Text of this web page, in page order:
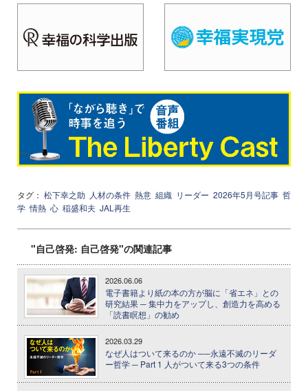
タグ： 松下幸之助 人材の条件 熱意 組織 リーダー 2026年5月号記事 哲
学 情熱 心 稲盛和夫 JAL再生
"自己啓発: 自己啓発"の関連記事
2026.06.06
電子書籍より紙の本の方が脳に「省エネ」との
研究結果 ─ 集中力をアップし、創造力を高める
「読書瞑想」の勧め
2026.03.29
なぜ人はついて来るのか ──永遠不滅のリーダ
ー哲学 ─ Part 1 人がついて来る3つの条件